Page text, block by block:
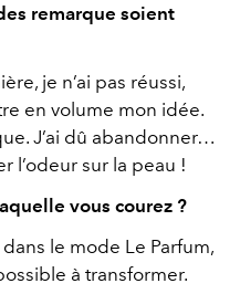
remarque soient
je n’ai pas réussi,
en volume mon idée.
J’ai dû abandonner…
l’odeur sur la peau !
vous courez ?
le mode Le Parfum,
à transformer.